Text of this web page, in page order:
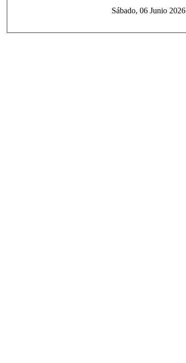
Sábado, 06 Junio 2026